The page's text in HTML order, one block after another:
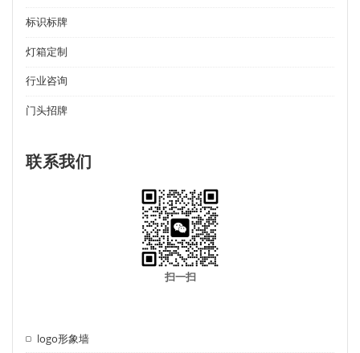
标识标牌
灯箱定制
行业咨询
门头招牌
联系我们
扫一扫
logo形象墙